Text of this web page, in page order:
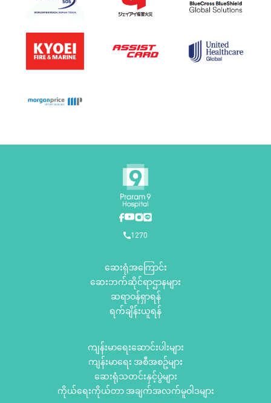
1270
ဆေးရုံအကြောင်း
ဆေးဘက်ဆိုင်ရာဌာနများ
ဆရာဝန်ရှာရန်
ရက်ချိန်းယူရန်
ကျန်းမာရေးဆောင်းပါးများ
ကျန်းမာရေး အစီအစဥ်များ
ဆေးရုံသတင်းနှင့်ပွဲများ
ကိုယ်ရေးကိုယ်တာ အချက်အလက်မူဝါဒများ